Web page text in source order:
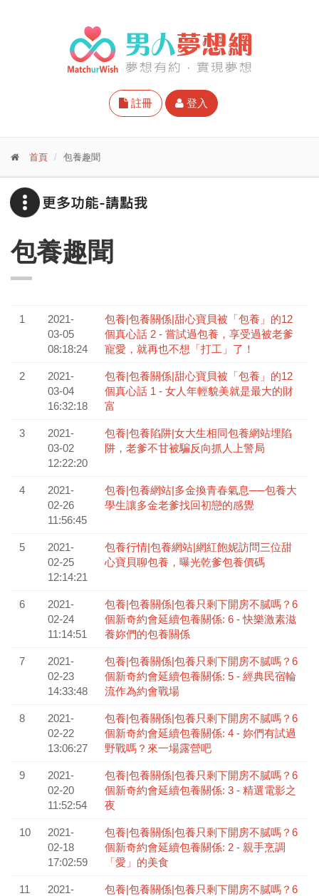
註冊 登入
首頁 包養趣聞
包養趣聞
1
2021-
03-05
08:18:24
包養|包養關係|甜心寶貝被「包養」的12
個真心話 2 - 嘗試過包養，享受過被老爹
寵愛，就再也不想「打工」了！
2
2021-
03-04
16:32:18
包養|包養關係|甜心寶貝被「包養」的12
個真心話 1 - 女人年輕貌美就是最大的財
富
3
2021-
03-02
12:22:20
包養|包養陷阱|女大生相同包養網站埋陷
阱，老爹不甘被騙反向抓人上警局
4
2021-
02-26
11:56:45
包養|包養網站|多金換青春氣息──包養大
學生讓多金老爹找回初戀的感覺
5
2021-
02-25
12:14:21
包養行情|包養網站|網紅飽妮訪問三位甜
心寶貝聊包養，曝光乾爹包養價碼
6
2021-
02-24
11:14:51
包養|包養關係|包養只剩下開房不膩嗎？6
個新奇約會延續包養關係: 6 - 快樂激素滋
養妳們的包養關係
7
2021-
02-23
14:33:48
包養|包養關係|包養只剩下開房不膩嗎？6
個新奇約會延續包養關係: 5 - 經典民宿輪
流作為約會戰場
8
2021-
02-22
13:06:27
包養|包養關係|包養只剩下開房不膩嗎？6
個新奇約會延續包養關係: 4 - 妳們有試過
野戰嗎？來一場露營吧
9
2021-
02-20
11:52:54
包養|包養關係|包養只剩下開房不膩嗎？6
個新奇約會延續包養關係: 3 - 精選電影之
夜
10
2021-
02-18
17:02:59
包養|包養關係|包養只剩下開房不膩嗎？6
個新奇約會延續包養關係: 2 - 親手烹調
「愛」的美食
11
2021-
包養|包養關係|包養只剩下開房不膩嗎？6